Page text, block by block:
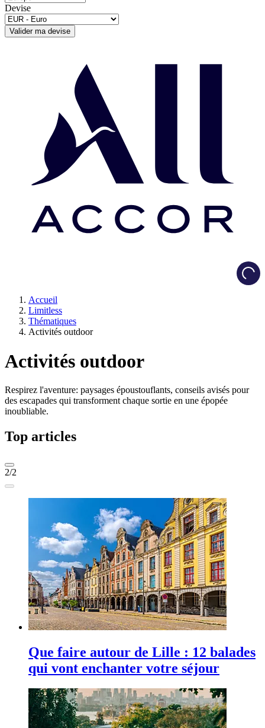
Devise
Valider ma devise
Accueil
Limitless
Thématiques
Activités outdoor
Activités outdoor
Respirez l'aventure: paysages époustouflants, conseils avisés pour
des escapades qui transforment chaque sortie en une épopée
inoubliable.
Top articles
2/2
Que faire autour de Lille : 12 balades
qui vont enchanter votre séjour